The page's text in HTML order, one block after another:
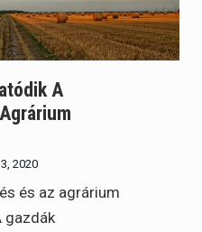
A
2020
és az agrárium
gazdák